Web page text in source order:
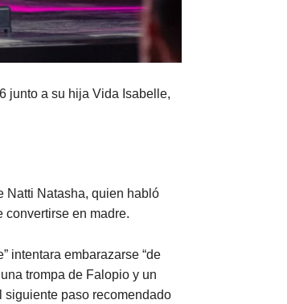
junto a su hija Vida Isabelle,
Natti Natasha, quien habló
convertirse en madre.
intentara embarazarse “de
trompa de Falopio y un
paso recomendado